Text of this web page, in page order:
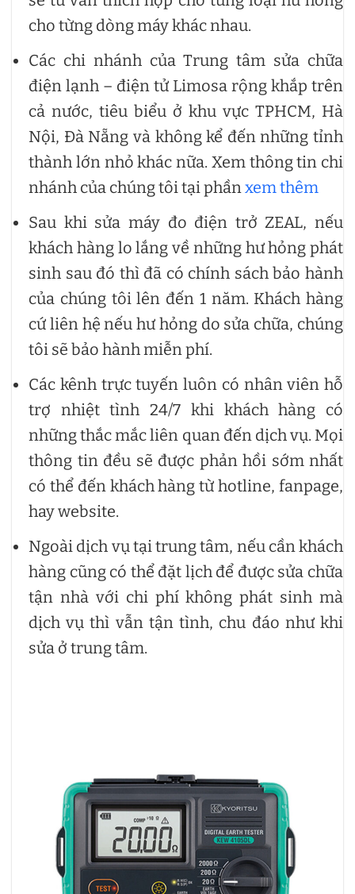
cho từng dòng máy khác nhau.
Các chi nhánh của Trung tâm sửa chữa
điện lạnh – điện tử Limosa rộng khắp trên
cả nước, tiêu biểu ở khu vực TPHCM, Hà
Nội, Đà Nẵng và không kể đến những tỉnh
thành lớn nhỏ khác nữa. Xem thông tin chi
nhánh của chúng tôi tại phầnxem thêm
Sau khi sửa máy đo điện trở ZEAL, nếu
khách hàng lo lắng về những hư hỏng phát
sinh sau đó thì đã có chính sách bảo hành
của chúng tôi lên đến 1 năm. Khách hàng
cứ liên hệ nếu hư hỏng do sửa chữa, chúng
tôi sẽ bảo hành miễn phí.
Các kênh trực tuyến luôn có nhân viên hỗ
trợ nhiệt tình 24/7 khi khách hàng có
những thắc mắc liên quan đến dịch vụ. Mọi
thông tin đều sẽ được phản hồi sớm nhất
có thể đến khách hàng từ hotline, fanpage,
hay website.
Ngoài dịch vụ tại trung tâm, nếu cần khách
hàng cũng có thể đặt lịch để được sửa chữa
tận nhà với chi phí không phát sinh mà
dịch vụ thì vẫn tận tình, chu đáo như khi
sửa ở trung tâm.